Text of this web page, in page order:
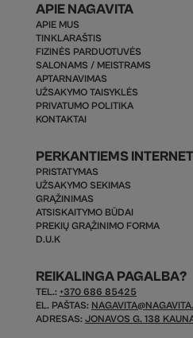
APIE NAGAVITA
APIE MUS
TINKLARAŠTIS
FIZINĖS PARDUOTUVĖS
SALONAMS / MEISTRAMS
APTARNAVIMAS
UŽSAKYMO TAISYKLĖS
PRIVATUMO POLITIKA
KONTAKTAI
PERKANTIEMS
PRISTATYMAS
UŽSAKYMO SEKIMAS
GRĄŽINIMAS
ATSISKAITYMO BŪDAI
PREKIŲ GRĄŽINIMO FORMA
D.U.K
REIKALINGA PAGALBA?
TEL.: +370 686 85425
EL. PAŠTAS:
ADRESAS: JONAVOS G. 138